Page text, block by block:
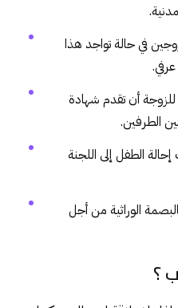
في حالة تواجد هذا
أن تقدم شهادة
الطرفين.
الطفل إلى اللجنة
الوراثية من أجل
؟